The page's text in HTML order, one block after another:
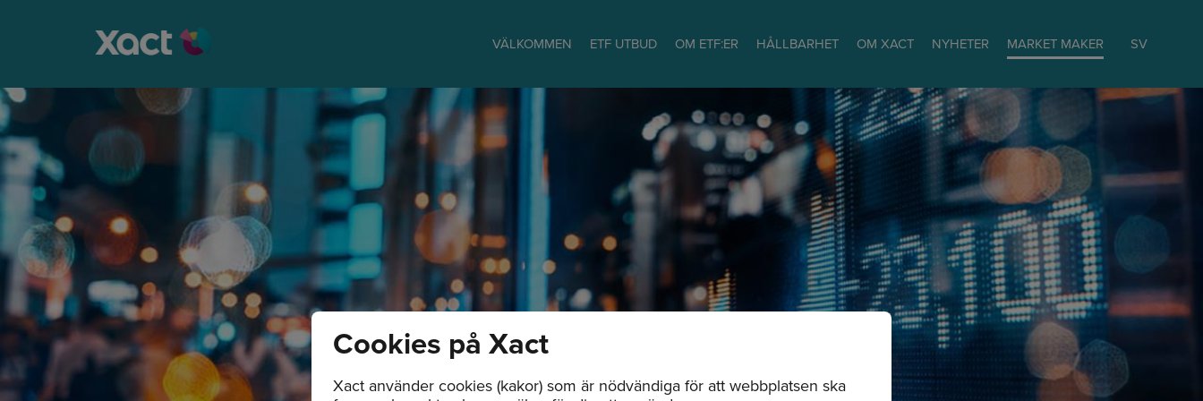
VÄLKOMMEN ETF UTBUD OM ETF:ER HÅLLBARHET OM XACT NYHETER MARKET MAKER SV
Cookies på Xact
Xact använder cookies (kakor) som är nödvändiga för att webbplatsen ska